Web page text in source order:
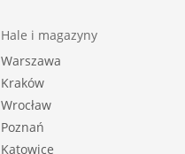
Hale i magazyny
Warszawa
Kraków
Wrocław
Poznań
Katowice